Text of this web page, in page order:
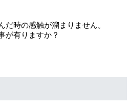
だ時の感触が溜まりません。
が有りますか？